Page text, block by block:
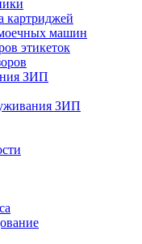
картриджей
машин
этикеток
ЗИП
ЗИП